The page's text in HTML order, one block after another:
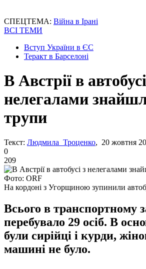
СПЕЦТЕМА: Війна в Ірані
ВСІ ТЕМИ
Вступ України в ЄС
Теракт в Барселоні
В Австрії в
нелегалами
трупи
Текст: Людмила Троценко, 20 жовтня
0
209
Фото: ORF
На кордоні з Угорщиною зупинили
Всього в транспортному
перебувало 29 осіб. В
були сирійці і курди,
машині не було.